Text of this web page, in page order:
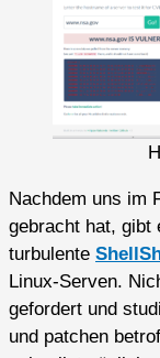
Nachdem uns im
gebracht hat, gibt
turbulente
Linux-Serven.
gefordert und
und patchen